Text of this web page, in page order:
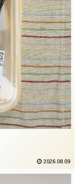
2026.08.09